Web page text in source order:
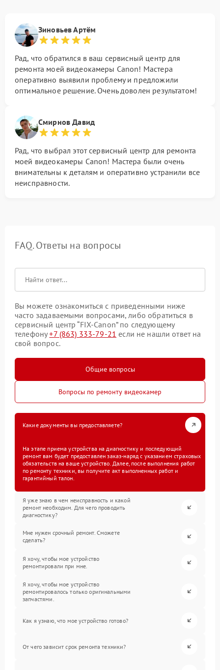
Зиновьев Артём
Рад, что обратился в ваш сервисный центр для
ремонта моей видеокамеры Canon! Мастера
оперативно выявили проблему и предложили
оптимальное решение. Очень доволен результатом!
Смирнов Давид
Рад, что выбрал этот сервисный центр для ремонта
моей видеокамеры Canon! Мастера были очень
внимательны к деталям и оперативно устранили все
неисправности.
FAQ. Ответы на вопросы
Вы можете ознакомиться с приведенными ниже
часто задаваемыми вопросами, либо обратиться в
сервисный центр “FIX-Canon” по следующему
телефону+7 (863) 333-79-21 если не нашли ответ на
свой вопрос.
Общие вопросы
Вопросы по ремонту видеокамер
Какие документы вы предоставляете?
На этапе приема устройства на диагностику и последующий
ремонт вам будет предоставлен заказ-наряд с указанием страховых
обязательств на ваше устройство. Далее, после выполнения работ
по ремонту техники, вы получите акт выполненных работ и
гарантийный талон.
Я уже знаю в чем неисправность и какой
ремонт необходим. Для чего проводить
диагностику?
Мне нужен срочный ремонт. Сможете
сделать?
Я хочу, чтобы мое устройство
ремонтировали при мне.
Я хочу, чтобы мое устройство
ремонтировалось только оригинальными
запчастями.
Как я узнаю, что мое устройство готово?
От чего зависит срок ремонта техники?